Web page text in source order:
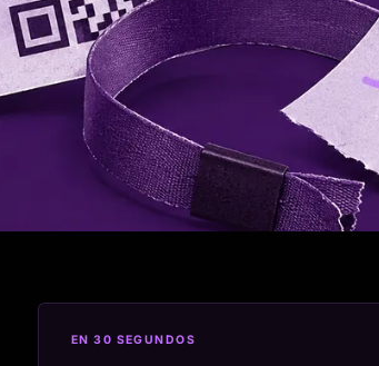
EN 30 SEGUNDOS